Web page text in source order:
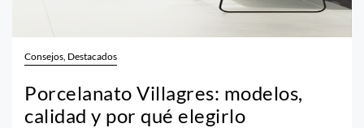
Consejos, Destacados
Porcelanato Villagres: modelos,
calidad y por qué elegirlo